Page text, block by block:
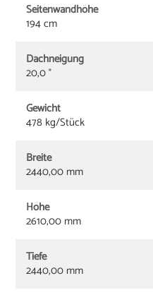
Seitenwandhöhe
194 cm
Dachneigung
20,0 °
Gewicht
478 kg/Stück
Breite
2440,00 mm
Höhe
2610,00 mm
Tiefe
2440,00 mm